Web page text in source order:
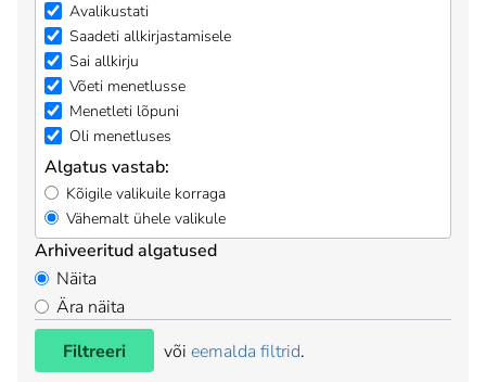
Avalikustati
Saadeti allkirjastamisele
Sai allkirju
Võeti menetlusse
Menetleti lõpuni
Oli menetluses
Algatus vastab:
Kõigile valikuile korraga
Vähemalt ühele valikule
Arhiveeritud algatused
Näita
Ära näita
Filtreeri
või eemalda filtrid.